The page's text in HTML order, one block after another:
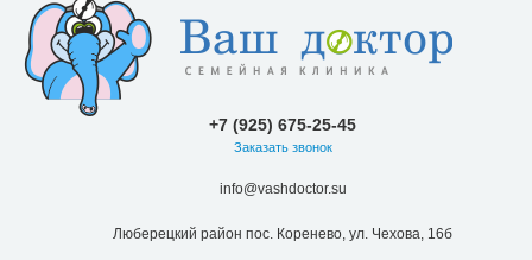
+7 (925) 675-25-45
Заказать звонок
info@vashdoctor.su
Люберецкий район пос. Коренево, ул. Чехова, 16б